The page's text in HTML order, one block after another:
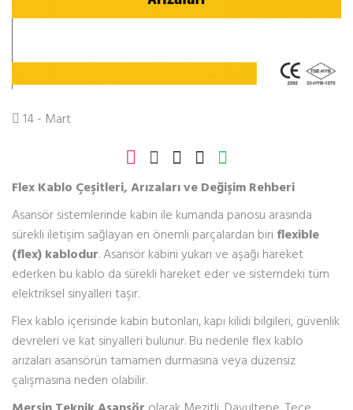
14 - Mart
Flex Kablo Çeşitleri, Arızaları ve Değişim Rehberi
Asansör sistemlerinde kabin ile kumanda panosu arasında
sürekli iletişim sağlayan en önemli parçalardan biri flexible
(flex) kablodur. Asansör kabini yukarı ve aşağı hareket
ederken bu kablo da sürekli hareket eder ve sistemdeki tüm
elektriksel sinyalleri taşır.
Flex kablo içerisinde kabin butonları, kapı kilidi bilgileri, güvenlik
devreleri ve kat sinyalleri bulunur. Bu nedenle flex kablo
arızaları asansörün tamamen durmasına veya düzensiz
çalışmasına neden olabilir.